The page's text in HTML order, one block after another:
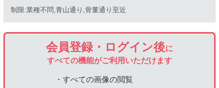
制限:業種不問,青山通り,骨董通り至近
会員登録・ログイン後に
すべての機能がご利用いただけます
・すべての画像の閲覧